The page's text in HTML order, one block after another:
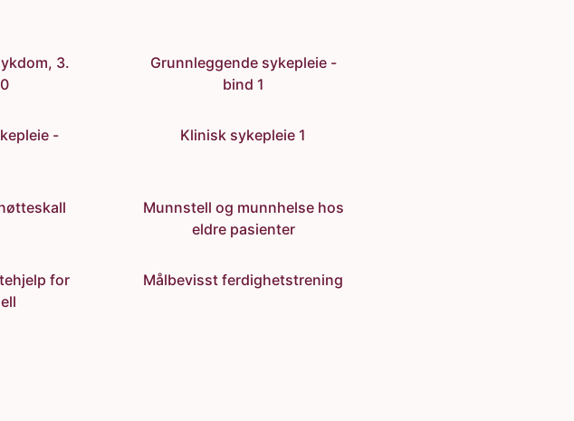
3.
Grunnleggende sykepleie -
bind 1
-
Klinisk sykepleie 1
Munnstell og munnhelse hos
eldre pasienter
for
Målbevisst ferdighetstrening